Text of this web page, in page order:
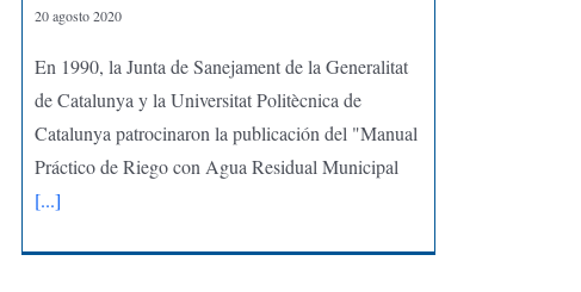
20 agosto 2020
En 1990, la Junta de Sanejament de la Generalitat
de Catalunya y la Universitat Politècnica de
Catalunya patrocinaron la publicación del "Manual
Práctico de Riego con Agua Residual Municipal
[...]